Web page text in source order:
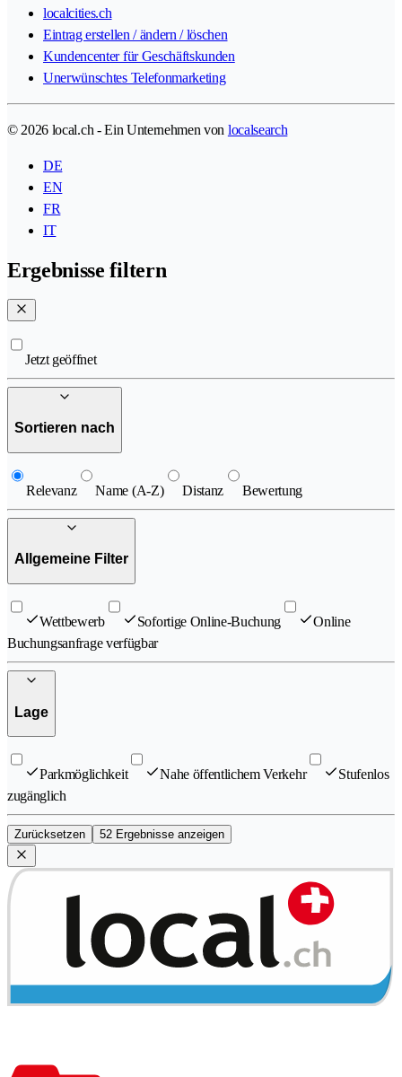
localcities.ch
Eintrag erstellen / ändern / löschen
Kundencenter für Geschäftskunden
Unerwünschtes Telefonmarketing
© 2026 local.ch - Ein Unternehmen von localsearch
DE
EN
FR
IT
Ergebnisse filtern
Jetzt geöffnet
Sortieren nach
Relevanz Name (A-Z) Distanz Bewertung
Allgemeine Filter
Wettbewerb Sofortige Online-Buchung
Online
Buchungsanfrage verfügbar
Lage
Parkmöglichkeit Nahe öffentlichem Verkehr
Stufenlos
zugänglich
Zurücksetzen 52 Ergebnisse anzeigen